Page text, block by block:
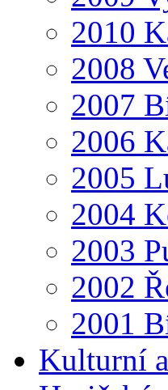
2010
2008
2007
2006
2005
2004
2003
2002
2001
Kulturní